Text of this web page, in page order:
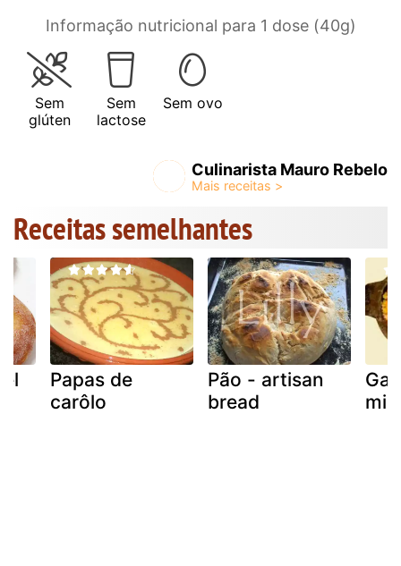
Informação nutricional para 1 dose (40g)
Sem
glúten
Sem
lactose
Sem ovo
Culinarista Mauro Rebelo
Receitas semelhantes
Papas de
carôlo
Pão - artisan
bread